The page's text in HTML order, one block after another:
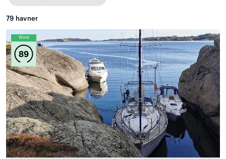
79 havner
Wind
89